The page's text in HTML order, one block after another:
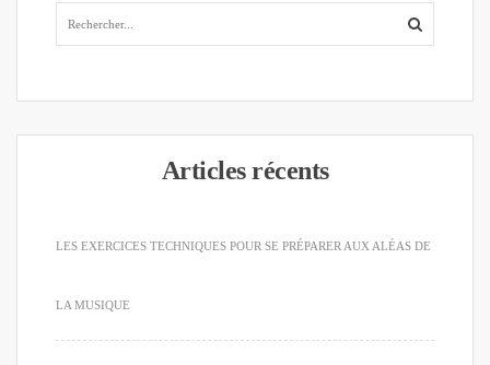
Articles récents
LES EXERCICES TECHNIQUES POUR SE PRÉPARER AUX ALÉAS DE
LA MUSIQUE